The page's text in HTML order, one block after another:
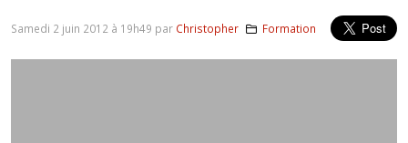
Samedi 2 juin 2012 à 19h49 par Christopher Formation